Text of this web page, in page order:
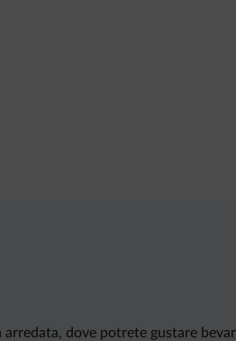
dove potrete gustare